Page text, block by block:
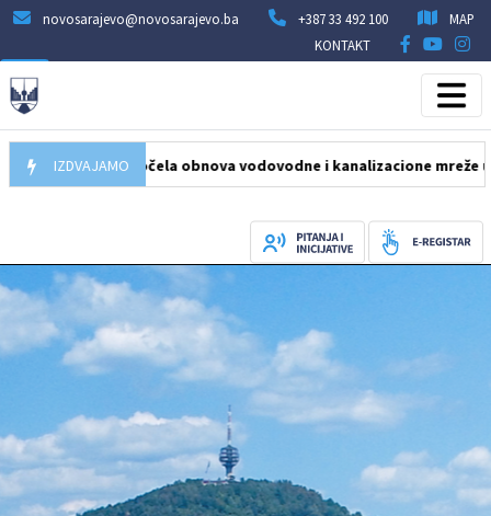
novosarajevo@novosarajevo.ba +387 33 492 100
MAP
KONTAKT
IZDVAJAMO
Počela obnova vodovodne i kanalizacione mreže u ulici